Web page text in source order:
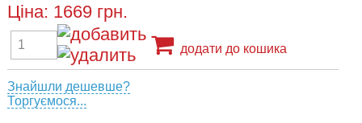
Ціна: 1669 грн.
додати до кошика
Знайшли дешевше?
Торгуємося...